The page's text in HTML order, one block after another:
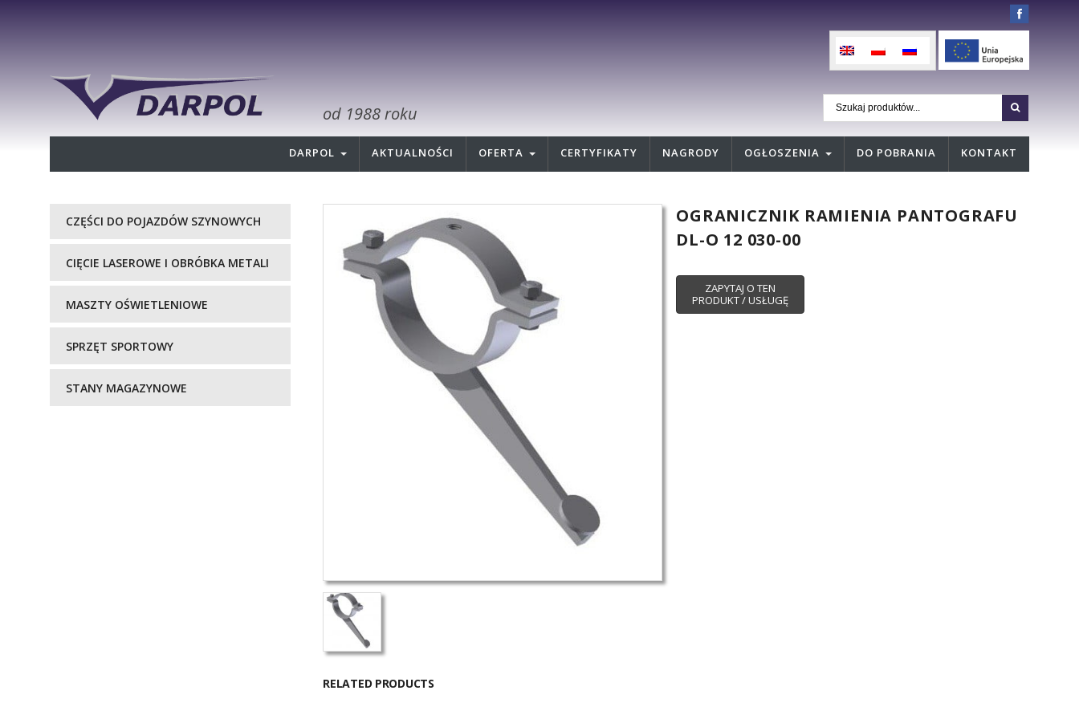
od 1988 roku
DARPOL AKTUALNOŚCI OFERTA CERTYFIKATY NAGRODY OGŁOSZENIA DO POBRANIA KONTAKT
OGRANICZNIK RAMIENIA PANTOGRAFU
DL-O 12 030-00
RELATED PRODUCTS
CZĘŚCI DO POJAZDÓW SZYNOWYCH
CIĘCIE LASEROWE I OBRÓBKA METALI
MASZTY OŚWIETLENIOWE
SPRZĘT SPORTOWY
STANY MAGAZYNOWE